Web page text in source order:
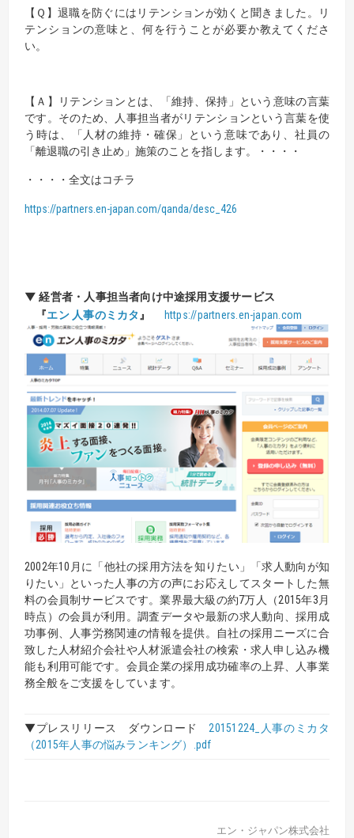
【Ｑ】退職を防ぐにはリテンションが効くと聞きました。リ
テンションの意味と、何を行うことが必要か教えてくださ
い。
【Ａ】
リテンションとは、「維持、保持」という意味の言葉
です。 そのため、人事担当者がリテンションという言葉を使
う時は、「人材の維持・確保」という意味であり、社員の
「離退職の引き止め」施策のことを指します。・・・・
・・・・全文はコチラ
https://partners.en-japan.com/qanda/desc_426
▼ 経営者・人事担当者向け中途採用支援サービス
『エン 人事のミカタ』 https://partners.en-japan.com
2002年10月に「他社の採用方法を知りたい」「求人動向が知
りたい」といった人事の方の声にお応えしてスタートした無
料の会員制サービスです。業界最大級の約7万人（2015年3月
時点）の会員が利用。調査データや最新の求人動向、採用成
功事例、人事労務関連の情報を提供。自社の採用ニーズに合
致した人材紹介会社や人材派遣会社の検索・求人申し込み機
能も利用可能です。会員企業の採用成功確率の上昇、人事業
務全般をご支援をしています。
▼プレスリリース ダウンロード20151224_人事のミカタ
（2015年人事の悩みランキング）.pdf
エン・ジャパン株式会社